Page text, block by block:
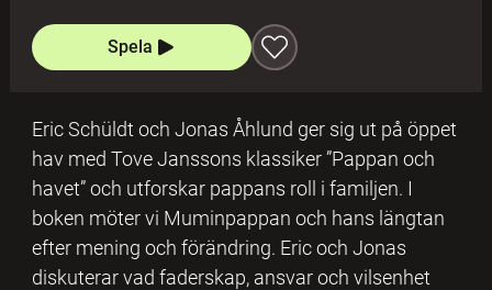
Spela
Eric Schüldt och Jonas Åhlund ger sig ut på öppet
hav med Tove Janssons klassiker ”Pappan och
havet” och utforskar pappans roll i familjen. I
boken möter vi Muminpappan och hans längtan
efter mening och förändring. Eric och Jonas
diskuterar vad faderskap, ansvar och vilsenhet